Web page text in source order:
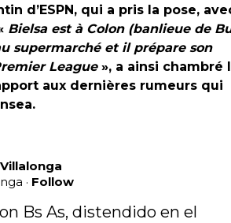
d’ESPN, qui a pris la pose,
Bielsa est à Colon (banlieue de
supermarché et il prépare son
League», a ainsi chambré
aux dernières rumeurs qui
· Follow
Bs As, distendido en el